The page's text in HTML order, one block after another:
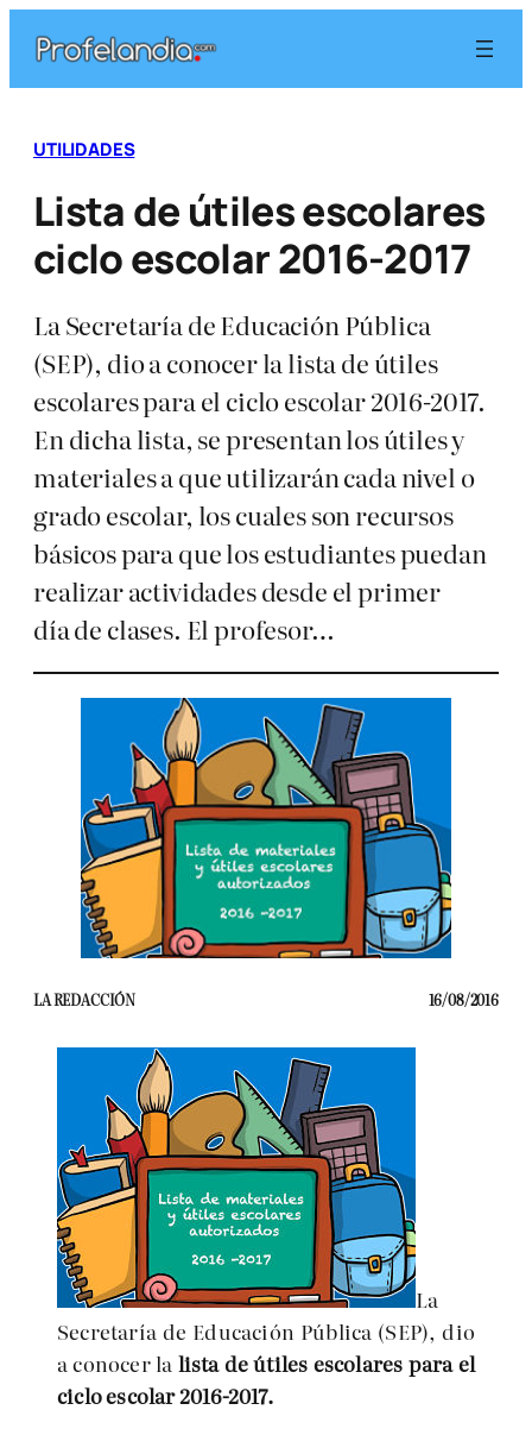
contenido
UTILIDADES
Lista de útiles escolares
ciclo escolar 2016-2017
La Secretaría de Educación Pública
(SEP), dio a conocer la lista de útiles
escolares para el ciclo escolar 2016-2017.
En dicha lista, se presentan los útiles y
materiales a que utilizarán cada nivel o
grado escolar, los cuales son recursos
básicos para que los estudiantes puedan
realizar actividades desde el primer
día de clases. El profesor…
LA REDACCIÓN 16/08/2016
La
Secretaría de Educación Pública (SEP), dio
a conocer la lista de útiles escolares para el
ciclo escolar 2016-2017.